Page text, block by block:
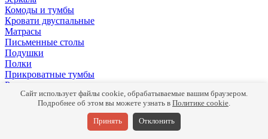
Комоды и тумбы
Кровати двуспальные
Матрасы
Письменные столы
Подушки
Полки
Прикроватные тумбы
Раздвижные кровати
Ручки
Стеллажи
Сайт использует файлы cookie, обрабатываемые вашим браузером.
Подробнее об этом вы можете узнать в Политике cookie.
Принять Отклонить